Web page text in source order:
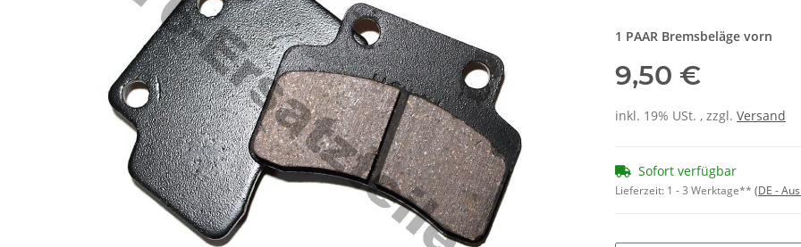
1 PAAR Bremsbeläge vorn
9,50 €
inkl. 19% USt. , zzgl. Versand
Sofort verfügbar
Lieferzeit: 1 - 3 Werktage** (DE -